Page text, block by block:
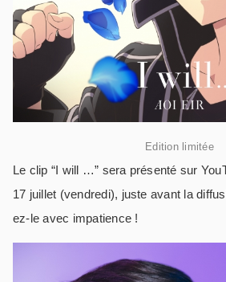
Edition limitée
Le clip “I will …” sera présenté sur
17 juillet (vendredi), juste avant la
ez-le avec impatience !